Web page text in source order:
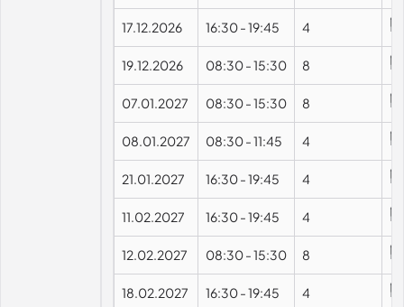
17.12.2026 16:30-19:45 4
19.12.2026 08:30-15:30 8
07.01.2027 08:30-15:30 8
08.01.2027 08:30-11:45 4
21.01.2027 16:30-19:45 4
11.02.2027 16:30-19:45 4
12.02.2027 08:30-15:30 8
18.02.2027 16:30-19:45 4